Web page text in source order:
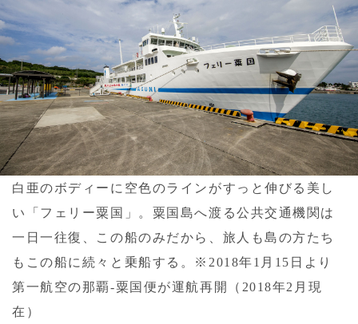
白亜のボディーに空色のラインがすっと伸びる美し
い「フェリー粟国」。粟国島へ渡る公共交通機関は
一日一往復、この船のみだから、旅人も島の方たち
もこの船に続々と乗船する。※2018年1月15日より
第一航空の那覇-粟国便が運航再開（2018年2月現
在）